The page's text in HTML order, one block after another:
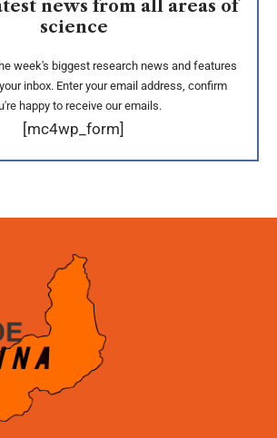
news from all areas of
science
week's biggest research news and features
inbox. Enter your email address, confirm
happy to receive our emails.
[mc4wp_form]